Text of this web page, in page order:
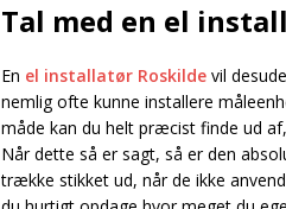
Tal med en el
En el installatør Roskilde vil
nemlig ofte kunne installere
måde kan du helt præcist finde ud
Når dette så er sagt, så er den
trække stikket ud, når de ikke